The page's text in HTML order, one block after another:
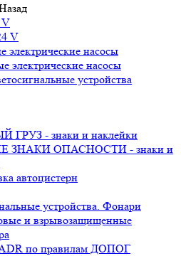
V
V
электрические насосы
электрические насосы
устройства
- знаки и наклейки
ЗНАКИ ОПАСНОСТИ - знаки и
автоцистерн
устройства. Фонари
и взрывозащищенные
по правилам ДОПОГ